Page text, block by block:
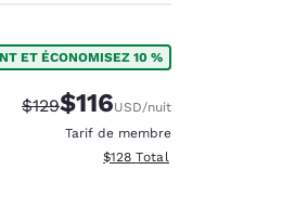
ET ÉCONOMISEZ 10 %
Tarif barré :
$129Tarif réduit :
$116USD/nuit
Tarif de membre
Afficher les détails totaux
$128 Total